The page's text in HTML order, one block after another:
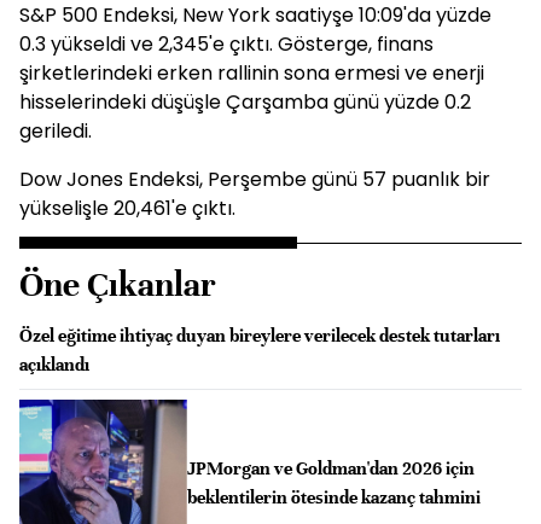
S&P 500 Endeksi, New York saatiyşe 10:09'da yüzde
0.3 yükseldi ve 2,345'e çıktı. Gösterge, finans
şirketlerindeki erken rallinin sona ermesi ve enerji
hisselerindeki düşüşle Çarşamba günü yüzde 0.2
geriledi.
Dow Jones Endeksi, Perşembe günü 57 puanlık bir
yükselişle 20,461'e çıktı.
Öne Çıkanlar
Özel eğitime ihtiyaç duyan bireylere verilecek destek tutarları
açıklandı
JPMorgan ve Goldman'dan 2026 için
beklentilerin ötesinde kazanç tahmini